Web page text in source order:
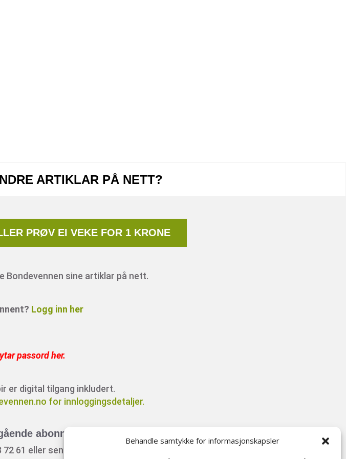
Behandle samtykke for informasjonskapsler
ARTIKLAR PÅ NETT?
PRØV EI VEKE FOR 1 KRONE
Bondevennen sine artiklar på nett.
Logg inn her
passord her.
er digital tilgang inkludert.
for innloggingsdetaljer.
abonnement?
61 eller send ein e-post til